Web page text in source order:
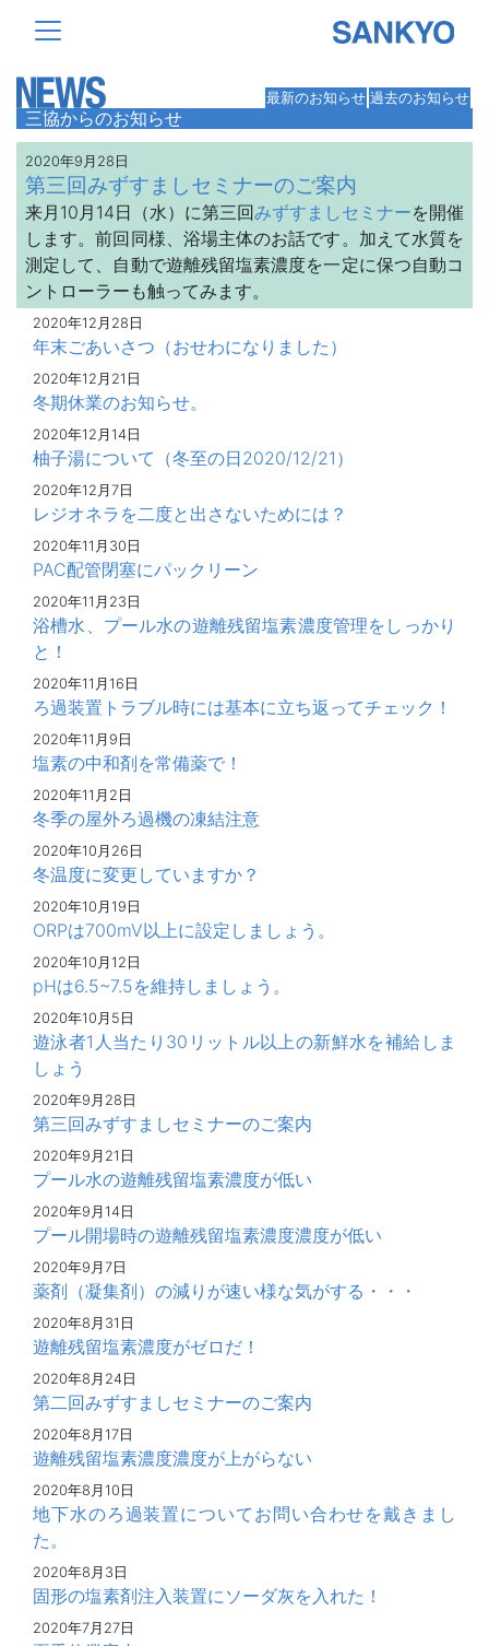
最新のお知らせ 過去のお知らせ
三協からのお知らせ
2020年9月28日
第三回みずすましセミナーのご案内
来月10月14日（水）に第三回みずすましセミナーを開催
します。前回同様、浴場主体のお話です。加えて水質を
測定して、自動で遊離残留塩素濃度を一定に保つ自動コ
ントローラーも触ってみます。
2020年12月28日
年末ごあいさつ（おせわになりました）
2020年12月21日
冬期休業のお知らせ。
2020年12月14日
柚子湯について（冬至の日2020/12/21）
2020年12月7日
レジオネラを二度と出さないためには？
2020年11月30日
PAC配管閉塞にパックリーン
2020年11月23日
浴槽水、プール水の遊離残留塩素濃度管理をしっかり
と！
2020年11月16日
ろ過装置トラブル時には基本に立ち返ってチェック！
2020年11月9日
塩素の中和剤を常備薬で！
2020年11月2日
冬季の屋外ろ過機の凍結注意
2020年10月26日
冬温度に変更していますか？
2020年10月19日
ORPは700mV以上に設定しましょう。
2020年10月12日
pHは6.5~7.5を維持しましょう。
2020年10月5日
遊泳者1人当たり30リットル以上の新鮮水を補給しま
しょう
2020年9月28日
第三回みずすましセミナーのご案内
2020年9月21日
プール水の遊離残留塩素濃度が低い
2020年9月14日
プール開場時の遊離残留塩素濃度濃度が低い
2020年9月7日
薬剤（凝集剤）の減りが速い様な気がする・・・
2020年8月31日
遊離残留塩素濃度がゼロだ！
2020年8月24日
第二回みずすましセミナーのご案内
2020年8月17日
遊離残留塩素濃度濃度が上がらない
2020年8月10日
地下水のろ過装置についてお問い合わせを戴きまし
た。
2020年8月3日
固形の塩素剤注入装置にソーダ灰を入れた！
2020年7月27日